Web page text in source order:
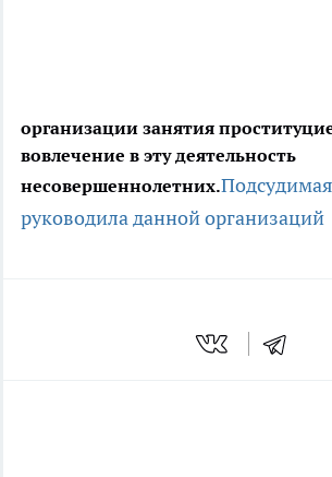
организации занятия
вовлечение в эту деятельность
несовершеннолетних.
руководила данной организаций